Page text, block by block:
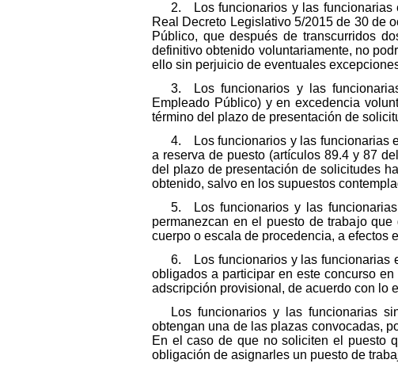
2. Los funcionarios y las funcionarias
Real Decreto Legislativo 5/2015 de 30 de
Público, que después de transcurridos
definitivo obtenido voluntariamente, no
ello sin perjuicio de eventuales
3. Los funcionarios y las
Empleado Público) y en excedencia
término del plazo de presentación de
4. Los funcionarios y las funcionarias
a reserva de puesto (artículos 89.4 y 87
del plazo de presentación de solicitudes
obtenido, salvo en los supuestos
5. Los funcionarios y las
permanezcan en el puesto de trabajo
cuerpo o escala de procedencia, a efectos
6. Los funcionarios y las funcionarias
obligados a participar en este concurso
adscripción provisional, de acuerdo con lo
Los funcionarios y las funcionarias
obtengan una de las plazas convocadas,
En el caso de que no soliciten el puesto
obligación de asignarles un puesto de